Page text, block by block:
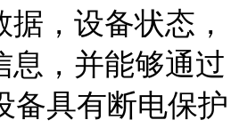
，设备状态，
息，并能够通过
备具有断电保护